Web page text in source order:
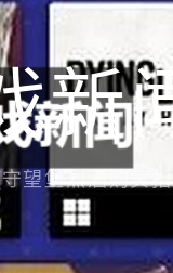
新
望堡烈酒购买